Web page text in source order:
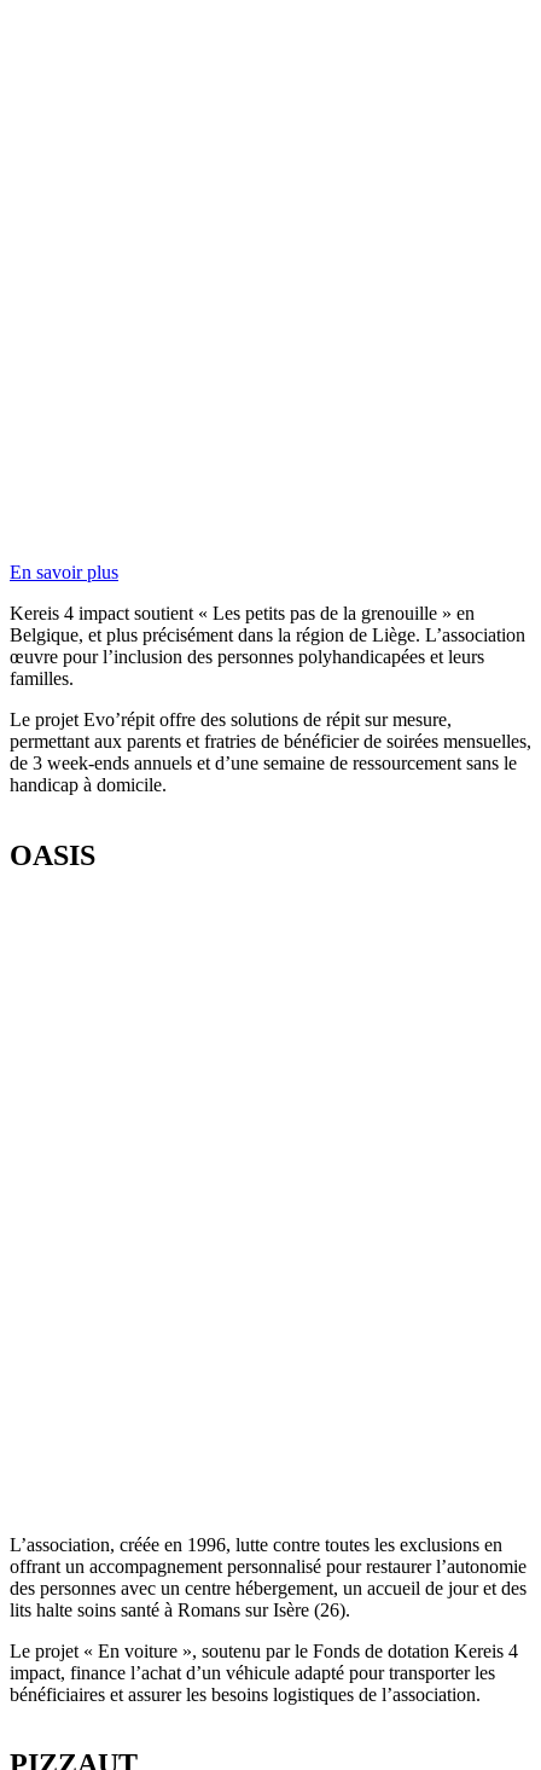
En savoir plus
Kereis 4 impact soutient « Les petits pas de la grenouille » en
Belgique, et plus précisément dans la région de Liège. L’association
œuvre pour l’inclusion des personnes polyhandicapées et leurs
familles.
Le projet Evo’répit offre des solutions de répit sur mesure,
permettant aux parents et fratries de bénéficier de soirées mensuelles,
de 3 week-ends annuels et d’une semaine de ressourcement sans le
handicap à domicile.
OASIS
L’association, créée en 1996, lutte contre toutes les exclusions en
offrant un accompagnement personnalisé pour restaurer l’autonomie
des personnes avec un centre hébergement, un accueil de jour et des
lits halte soins santé à Romans sur Isère (26).
Le projet « En voiture », soutenu par le Fonds de dotation Kereis 4
impact, finance l’achat d’un véhicule adapté pour transporter les
bénéficiaires et assurer les besoins logistiques de l’association.